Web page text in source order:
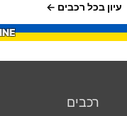
עיון בכל רכבים
רכבים